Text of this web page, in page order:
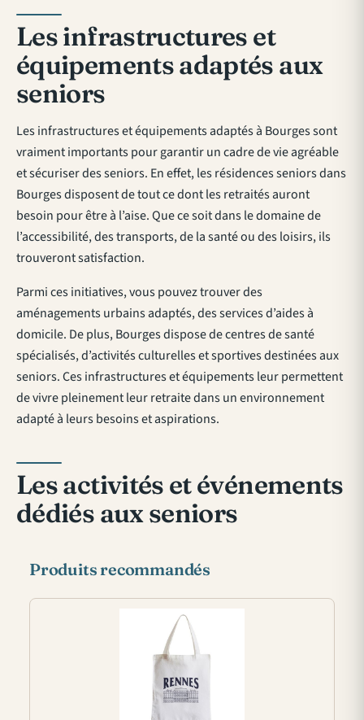
Les infrastructures et
équipements adaptés aux
seniors
Les infrastructures et équipements adaptés à Bourges sont
vraiment importants pour garantir un cadre de vie agréable
et sécuriser des seniors. En effet,les résidences seniors dans
Bourgesdisposent de tout ce dont les retraités auront
besoin pour être à l’aise. Que ce soit dans le domaine de
l’accessibilité, des transports, de la santé ou des loisirs, ils
trouveront satisfaction.
Parmi ces initiatives, vous pouvez trouver des
aménagements urbains adaptés, des services d’aides à
domicile. De plus, Bourges dispose de centres de santé
spécialisés, d’activités culturelles et sportives destinées aux
seniors. Ces infrastructures et équipements leur permettent
de vivre pleinement leur retraite dans un environnement
adapté à leurs besoins et aspirations.
Les activités et événements
dédiés aux seniors
Produits recommandés